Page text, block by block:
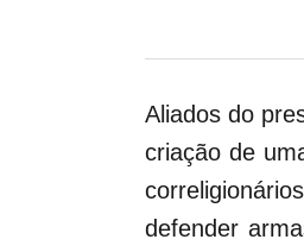
Aliados do
criação de
defender